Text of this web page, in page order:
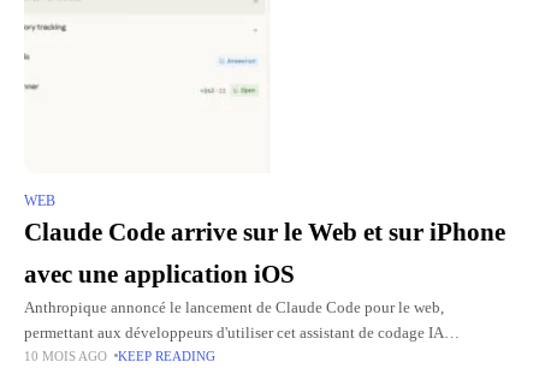
WEB
Claude Code arrive sur le Web et sur iPhone
avec une application iOS
Anthropique annoncé le lancement de Claude Code pour le web,
permettant aux développeurs d'utiliser cet assistant de codage IA
directement depuis leur navigateur. Cette nouvelle fonctionnalité
10 MOIS AGO KEEP READING